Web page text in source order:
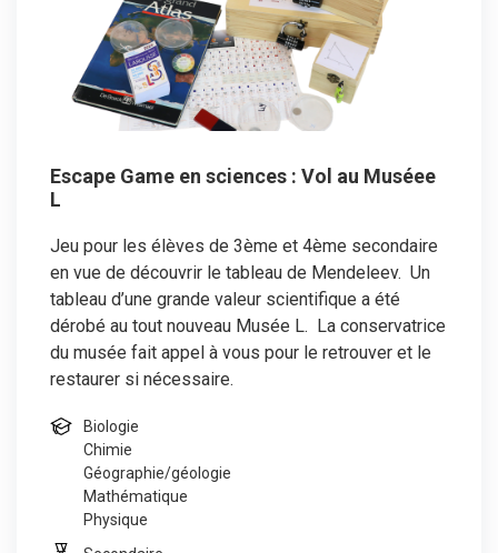
Escape Game en sciences : Vol au Muséee
L
Jeu pour les élèves de 3ème et 4ème secondaire
en vue de découvrir le tableau de Mendeleev. Un
tableau d’une grande valeur scientifique a été
dérobé au tout nouveau Musée L. La conservatrice
du musée fait appel à vous pour le retrouver et le
restaurer si nécessaire.
Biologie
Chimie
Géographie/géologie
Mathématique
Physique